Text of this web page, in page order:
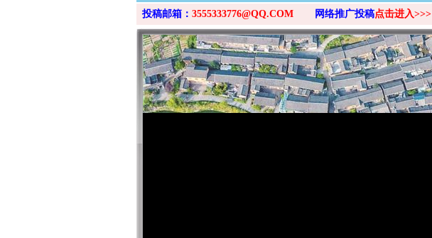
投稿邮箱： 3555333776@QQ.COM 网络推广投稿点击进入>>>